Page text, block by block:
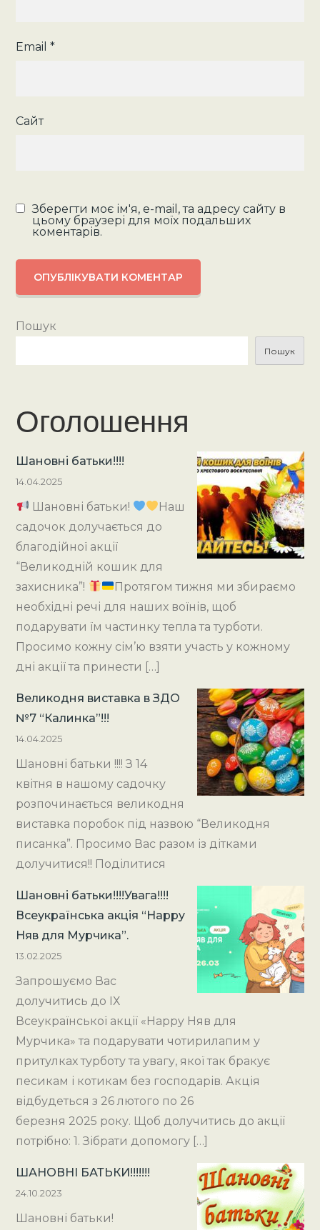
Email*
Сайт
Зберегти моє ім'я, e-mail, та адресу сайту в
цьому браузері для моїх подальших
коментарів.
Пошук
Пошук
Оголошення
Шановні батьки!!!!
14.04.2025
Шановні батьки!
Наш
садочок долучається до
благодійної акції
“Великодній кошик для
захисника”!
Протягом тижня ми збираємо
необхідні речі для наших воїнів, щоб
подарувати їм частинку тепла та турботи.
Просимо кожну сім’ю взяти участь у кожному
дні акції та принести […]
Великодня виставка в ЗДО
№7 “Калинка”!!!
14.04.2025
Шановні батьки !!!! З 14
квітня в нашому садочку
розпочинається великодня
виставка поробок під назвою “Великодня
писанка”. Просимо Вас разом із дітками
долучитися!! Поділитися
Шановні батьки!!!!Увага!!!!
Всеукраїнська акція “Happy
Няв для Мурчика”.
13.02.2025
Запрошуємо Вас
долучитись до ІХ
Всеукраїнської акції «Happy Няв для
Мурчика» та подарувати чотирилапим у
притулках турботу та увагу, якої так бракує
песикам і котикам без господарів. Акція
відбудеться з 26 лютого по 26
березня 2025 року. Щоб долучитись до акції
потрібно: 1. Зібрати допомогу […]
ШАНОВНІ БАТЬКИ!!!!!!!
24.10.2023
Шановні батьки!